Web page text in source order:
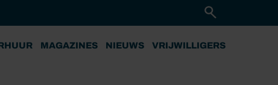
MAGAZINES NIEUWS VRIJWILLIGERS